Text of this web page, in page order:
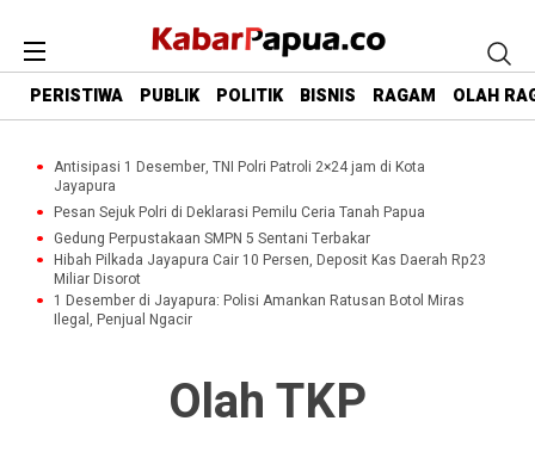
PERISTIWA PUBLIK POLITIK BISNIS RAGAM OLAH
Antisipasi 1 Desember, TNI Polri Patroli 2×24 jam di Kota
Jayapura
Pesan Sejuk Polri di Deklarasi Pemilu Ceria Tanah Papua
Gedung Perpustakaan SMPN 5 Sentani Terbakar
Hibah Pilkada Jayapura Cair 10 Persen, Deposit Kas Daerah Rp23
Miliar Disorot
1 Desember di Jayapura: Polisi Amankan Ratusan Botol Miras
Ilegal, Penjual Ngacir
Olah TKP